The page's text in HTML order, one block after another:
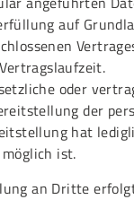
auf
oder
der
hat
ist.
an Dritte